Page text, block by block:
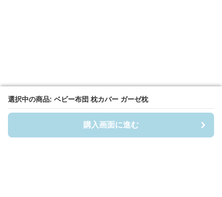
選択中の商品: ベビー布団 枕カバー ガーゼ枕
購入画面に進む
選択中の商品: ベビー布団 枕カバー ガーゼ枕
購入画面に進む